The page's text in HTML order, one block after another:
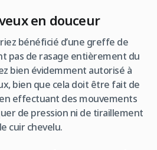
en douceur
bénéficié d’une greffe de
pas de rasage entièrement du
bien évidemment autorisé à
bien que cela doit être fait de
effectuant des mouvements
de pression ni de tiraillement
cuir chevelu.